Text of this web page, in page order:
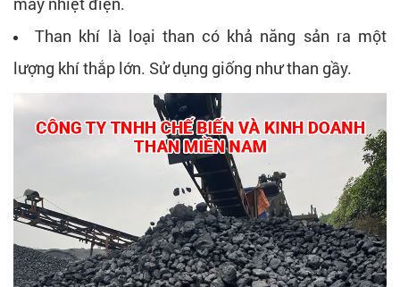
Than khí là loại than có khả năng sản ra một
lượng khí thắp lớn. Sử dụng giống như than gầy.